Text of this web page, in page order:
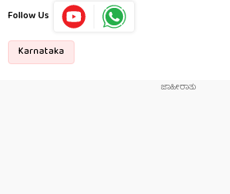
Follow Us
Karnataka